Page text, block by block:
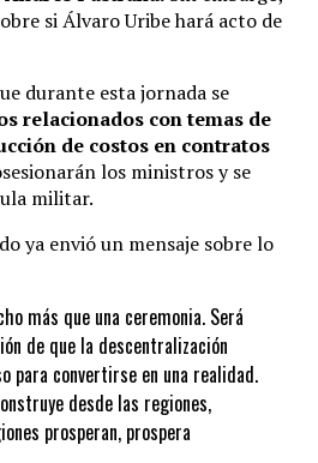
si Álvaro Uribe hará acto de
durante esta jornada se
relacionados con temas de
de costos en contratos
los ministros y se
militar.
ya envió un mensaje sobre lo
más que una ceremonia. Será
de que la descentralización
para convertirse en una realidad.
desde las regiones,
prosperan, prospera